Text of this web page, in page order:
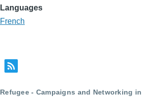
Languages
French
Refugee - Campaigns and Networking